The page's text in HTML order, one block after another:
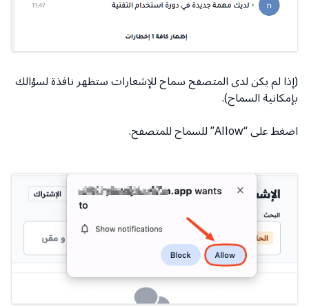
(إذا لم يكن لدى المتصفح سماح للإشعارات ستظهر نافذة لسؤالك
بإمكانية السماح).
اضغط على “Allow” للسماح للمتصفح.